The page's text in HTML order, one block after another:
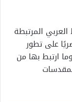
المرتبطة
على تطور
ارتبط بها من